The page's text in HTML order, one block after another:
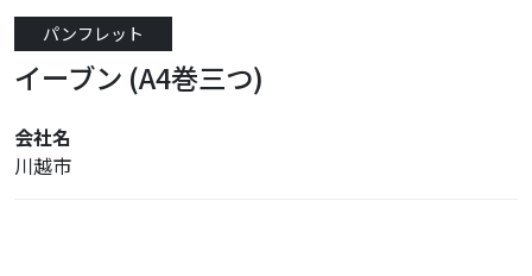
パンフレット
イーブン (A4巻三つ)
会社名
川越市